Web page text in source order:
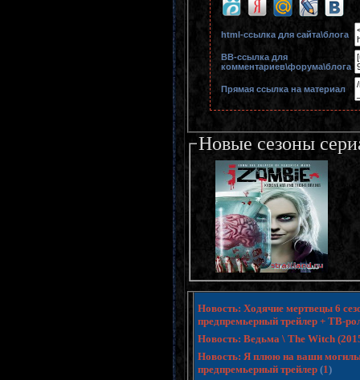
html-cсылка для сайта\блога
BB-cсылка для
комментариев\форума\блога
Прямая ссылка на материал
Новые сезоны
Новость: Ходячие мертвецы 6
предпремьерный трейлер + ТВ-
Новость: Ведьма \ The Witch
Новость: Я плюю на ваши
предпремьерный трейлер (1)